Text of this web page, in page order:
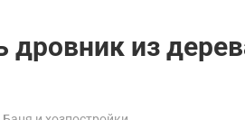
дровник из